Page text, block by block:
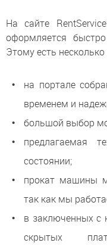
На сайте
оформляется
Этому есть
на портале
временем и
большой выбор
предлагаемая
состоянии;
прокат машины
так как мы
в заключенных
скрытых